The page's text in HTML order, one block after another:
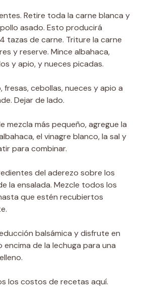
Retire toda la carne blanca y
asado. Esto producirá
tazas de carne. Triture la carne
y reserve. Mince albahaca,
y apio, y nueces picadas.
fresas, cebollas, nueces y apio a
Dejar de lado.
mezcla más pequeño, agregue la
el vinagre blanco, la sal y
para combinar.
del aderezo sobre los
la ensalada. Mezcle todos los
que estén recubiertos
balsámica y disfrute en
encima de la lechuga para una
los costos de recetas aquí.